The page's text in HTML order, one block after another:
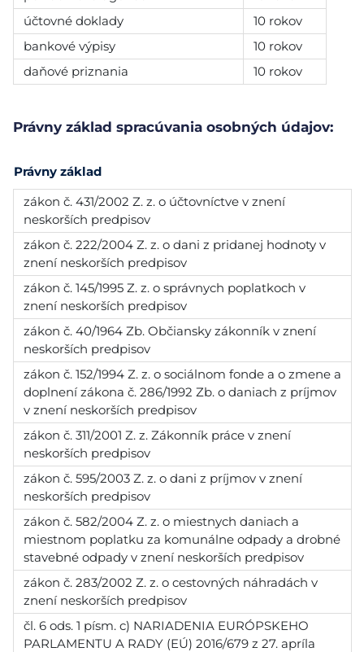
účtovné doklady
10 rokov
bankové výpisy
10 rokov
daňové priznania
10 rokov
Právny základ spracúvania osobných údajov:
Právny základ
zákon č. 431/2002 Z. z. o účtovníctve v znení
neskorších predpisov
zákon č. 222/2004 Z. z. o dani z pridanej hodnoty v
znení neskorších predpisov
zákon č. 145/1995 Z. z. o správnych poplatkoch v
znení neskorších predpisov
zákon č. 40/1964 Zb. Občiansky zákonník v znení
neskorších predpisov
zákon č. 152/1994 Z. z. o sociálnom fonde a o zmene a
doplnení zákona č. 286/1992 Zb. o daniach z príjmov
v znení neskorších predpisov
zákon č. 311/2001 Z. z. Zákonník práce v znení
neskorších predpisov
zákon č. 595/2003 Z. z. o dani z príjmov v znení
neskorších predpisov
zákon č. 582/2004 Z. z. o miestnych daniach a
miestnom poplatku za komunálne odpady a drobné
stavebné odpady v znení neskorších predpisov
zákon č. 283/2002 Z. z. o cestovných náhradách v
znení neskorších predpisov
čl. 6 ods. 1 písm. c) NARIADENIA EURÓPSKEHO
PARLAMENTU A RADY (EÚ) 2016/679 z 27. apríla